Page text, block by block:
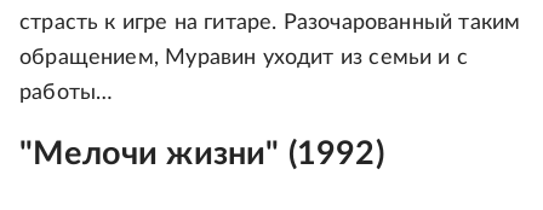
страсть к игре на гитаре. Разочарованный таким
обращением, Муравин уходит из семьи и с
работы…
"Мелочи жизни" (1992)